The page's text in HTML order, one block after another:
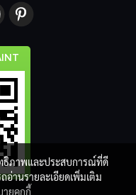
ธิภาพและประสบการณ์ที่ดี
อ่านรายละเอียดเพิ่มเติม
ายคุกกี้